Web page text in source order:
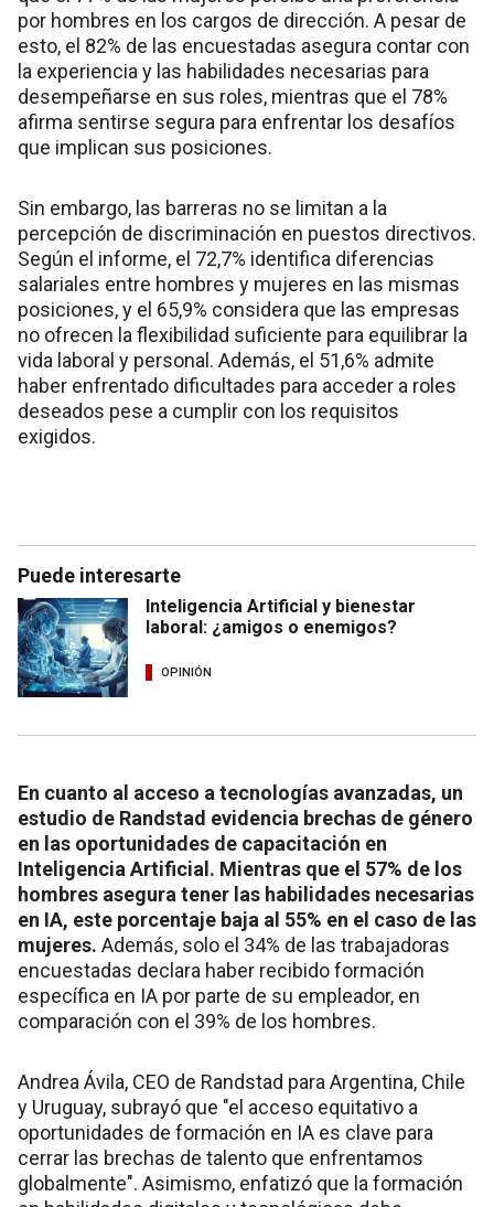
por hombres en los cargos de dirección. A pesar de
esto, el 82% de las encuestadas asegura contar con
la experiencia y las habilidades necesarias para
desempeñarse en sus roles, mientras que el 78%
afirma sentirse segura para enfrentar los desafíos
que implican sus posiciones.
Sin embargo, las barreras no se limitan a la
percepción de discriminación en puestos directivos.
Según el informe, el 72,7% identifica diferencias
salariales entre hombres y mujeres en las mismas
posiciones, y el 65,9% considera que las empresas
no ofrecen la flexibilidad suficiente para equilibrar la
vida laboral y personal. Además, el 51,6% admite
haber enfrentado dificultades para acceder a roles
deseados pese a cumplir con los requisitos
exigidos.
Puede interesarte
Inteligencia Artificial y bienestar
laboral: ¿amigos o enemigos?
OPINIÓN
En cuanto al acceso a tecnologías avanzadas, un
estudio de Randstad evidencia brechas de género
en las oportunidades de capacitación en
Inteligencia Artificial. Mientras que el 57% de los
hombres asegura tener las habilidades necesarias
en IA, este porcentaje baja al 55% en el caso de las
mujeres. Además, solo el 34% de las trabajadoras
encuestadas declara haber recibido formación
específica en IA por parte de su empleador, en
comparación con el 39% de los hombres.
Andrea Ávila, CEO de Randstad para Argentina, Chile
y Uruguay, subrayó que "el acceso equitativo a
oportunidades de formación en IA es clave para
cerrar las brechas de talento que enfrentamos
globalmente". Asimismo, enfatizó que la formación